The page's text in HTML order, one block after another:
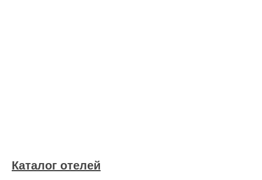
Каталог отелей